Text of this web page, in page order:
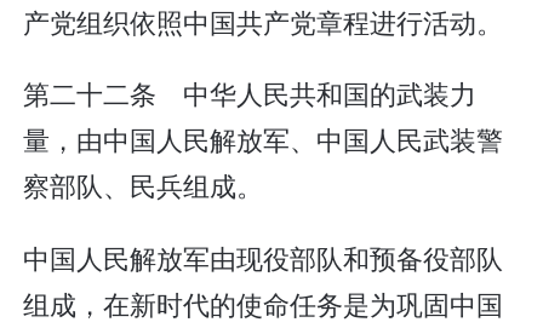
产党组织依照中国共产党章程进行活动。
第二十二条 中华人民共和国的武装力
量，由中国人民解放军、中国人民武装警
察部队、民兵组成。
中国人民解放军由现役部队和预备役部队
组成，在新时代的使命任务是为巩固中国